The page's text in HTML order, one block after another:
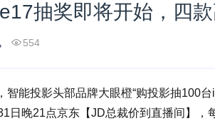
抽奖即将开始，四
554
能投影头部品牌大眼橙“购投影抽100
日晚21点京东【JD总裁价到直播间】